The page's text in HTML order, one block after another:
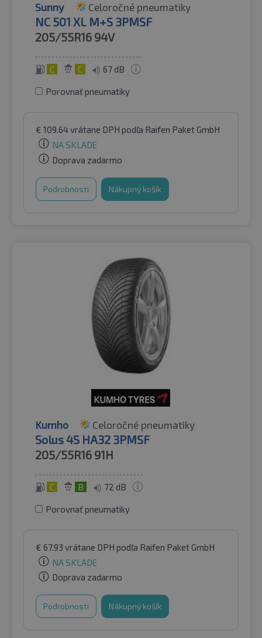
Sunny Celoročné pneumatiky
NC 501 XL M+S 3PMSF
205/55R16 94V
C C 67 dB
Porovnať pneumatiky
€ 109.64vrátane DPH podľa Raifen Paket GmbH
NA SKLADE
Doprava zadarmo
Podrobnosti Nákupný košík
Kumho Celoročné pneumatiky
Solus 4S HA32 3PMSF
205/55R16 91H
C B 72 dB
Porovnať pneumatiky
€ 67.93 vrátane DPH podľa Raifen Paket GmbH
NA SKLADE
Doprava zadarmo
Podrobnosti Nákupný košík